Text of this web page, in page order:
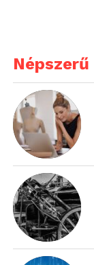
Népszerű